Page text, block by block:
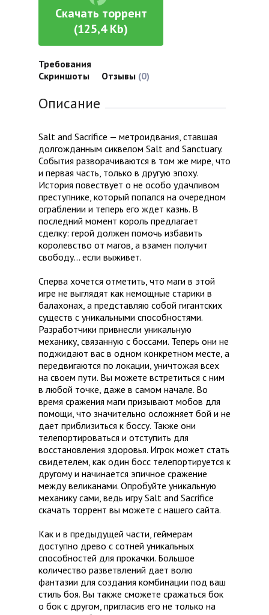
Скачать торрент
(125,4 Kb)
Требования
Скриншоты
Отзывы (0)
Описание
Salt and Sacrifice — метроидвания, ставшая
долгожданным сиквелом Salt and Sanctuary.
События разворачиваются в том же мире, что
и первая часть, только в другую эпоху.
История повествует о не особо удачливом
преступнике, который попался на очередном
ограблении и теперь его ждет казнь. В
последний момент король предлагает
сделку: герой должен помочь избавить
королевство от магов, а взамен получит
свободу… если выживет.
Сперва хочется отметить, что маги в этой
игре не выглядят как немощные старики в
балахонах, а представляю собой гигантских
существ с уникальными способностями.
Разработчики привнесли уникальную
механику, связанную с боссами. Теперь они не
поджидают вас в одном конкретном месте, а
передвигаются по локации, уничтожая всех
на своем пути. Вы можете встретиться с ним
в любой точке, даже в самом начале. Во
время сражения маги призывают мобов для
помощи, что значительно осложняет бой и не
дает приблизиться к боссу. Также они
телепортироваться и отступить для
восстановления здоровья. Игрок может стать
свидетелем, как один босс телепортируется к
другому и начинается эпичное сражение
между великанами. Опробуйте уникальную
механику сами, ведь игру Salt and Sacrifice
скачать торрент вы можете с нашего сайта.
Как и в предыдущей части, геймерам
доступно древо с сотней уникальных
способностей для прокачки. Большое
количество разветвлений дает волю
фантазии для создания комбинации под ваш
стиль боя. Вы также сможете сражаться бок
о бок с другом, пригласив его не только на